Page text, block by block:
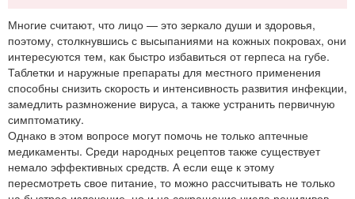
Многие считают, что лицо — это зеркало души и здоровья,
поэтому, столкнувшись с высыпаниями на кожных покровах, они
интересуются тем, как быстро избавиться от герпеса на губе.
Таблетки и наружные препараты для местного применения
способны снизить скорость и интенсивность развития инфекции,
замедлить размножение вируса, а также устранить первичную
симптоматику.
Однако в этом вопросе могут помочь не только аптечные
медикаменты. Среди народных рецептов также существует
немало эффективных средств. А если еще к этому
пересмотреть свое питание, то можно рассчитывать не только